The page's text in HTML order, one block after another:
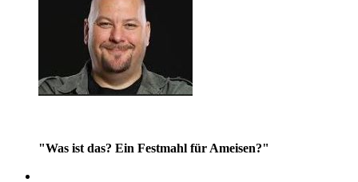
"Was ist das? Ein Festmahl für Ameisen?"